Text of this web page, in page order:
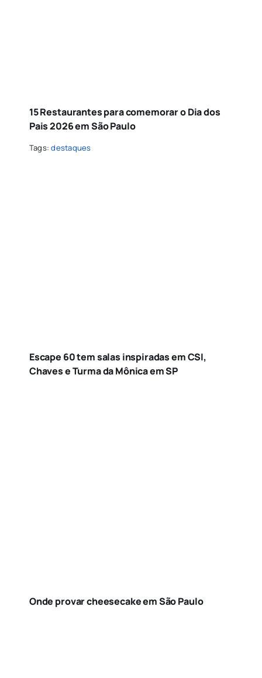
15 Restaurantes para comemorar o Dia dos
Pais 2026 em São Paulo
Tags:destaques
Escape 60 tem salas inspiradas em CSI,
Chaves e Turma da Mônica em SP
Onde provar cheesecake em São Paulo